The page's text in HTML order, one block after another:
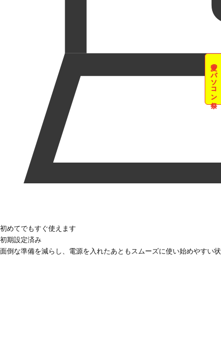
夏のパソコン祭
初めてでもすぐ使えます
初期設定済み
面倒な準備を減らし、電源を入れたあともスムーズに使い始めやすい